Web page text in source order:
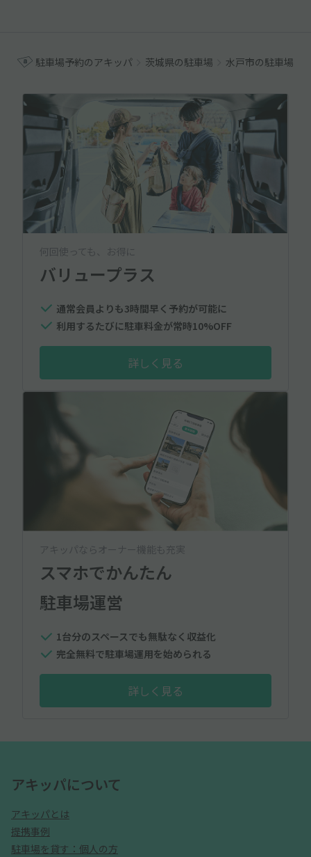
駐車場予約のアキッパ 茨城県の駐車場 水戸市の駐車場
何回使っても、お得に
バリュープラス
通常会員よりも3時間早く予約が可能に
利用するたびに駐車料金が常時10%OFF
詳しく見る
アキッパならオーナー機能も充実
スマホでかんたん
駐車場運営
1台分のスペースでも無駄なく収益化
完全無料で駐車場運用を始められる
詳しく見る
アキッパについて
アキッパとは
提携事例
駐車場を貸す：個人の方